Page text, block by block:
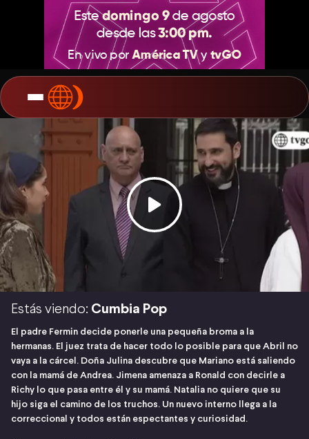
Estás viendo: Cumbia Pop
El padre Fermin decide ponerle una pequeña broma a la
hermanas. El juez trata de hacer todo lo posible para que Abril no
vaya a la cárcel. Doña Julina descubre que Mariano está saliendo
con la mamá de Andrea. Jimena amenaza a Ronald con decirle a
Richy lo que pasa entre él y su mamá. Natalia no quiere que su
hijo siga el camino de los truchos. Un nuevo interno llega a la
correccional y todos están espectantes y curiosidad.